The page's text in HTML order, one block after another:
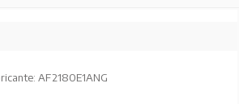
AF2180E1ANG